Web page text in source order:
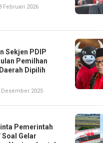
Februari 2026
Sekjen PDIP
Pemilhan
Dipilih
Desember 2025
Pemerintah
Gelar